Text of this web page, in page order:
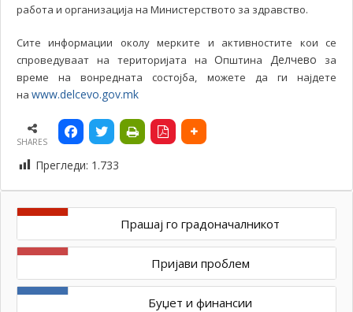
работа и организација на Министерството за здравство.
Сите информации околу мерките и активностите кои се
спроведуваат на територијата наОпштинаДелчево за
време на вонредната состојба, можете да ги најдете
на www.delcevo.gov.mk
SHARES
Прегледи: 1.733
Прашај го градоначалникот
Пријави проблем
Буџет и финансии